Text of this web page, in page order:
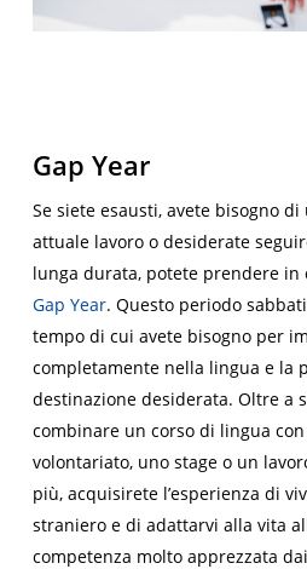
Gap Year
Se siete esausti, avete bisogno
attuale lavoro o desiderate
lunga durata, potete prendere in
Gap Year. Questo periodo
tempo di cui avete bisogno per
completamente nella lingua e la
destinazione desiderata. Oltre a
combinare un corso di lingua
volontariato, uno stage o un
più, acquisirete l’esperienza di
straniero e di adattarvi alla vita
competenza molto apprezzata